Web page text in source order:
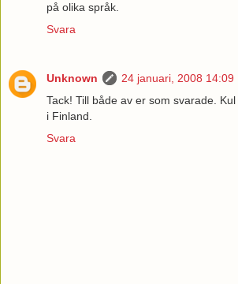
på olika språk.
Svara
Unknown
24 januari, 2008 14:09
Tack! Till både av er som svarade.
i Finland.
Svara